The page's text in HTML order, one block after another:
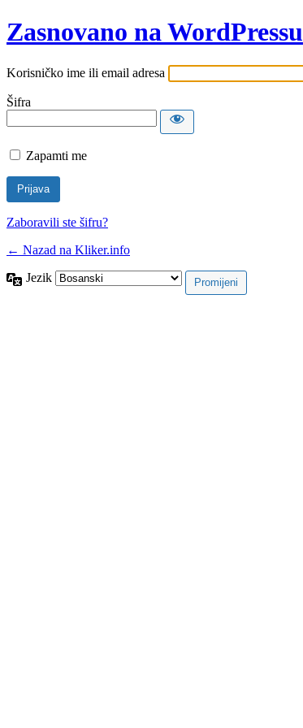
Zasnovano na WordPressu
Korisničko ime ili email adresa
Šifra
Zapamti me
Zaboravili ste šifru?
← Nazad na Kliker.info
Jezik